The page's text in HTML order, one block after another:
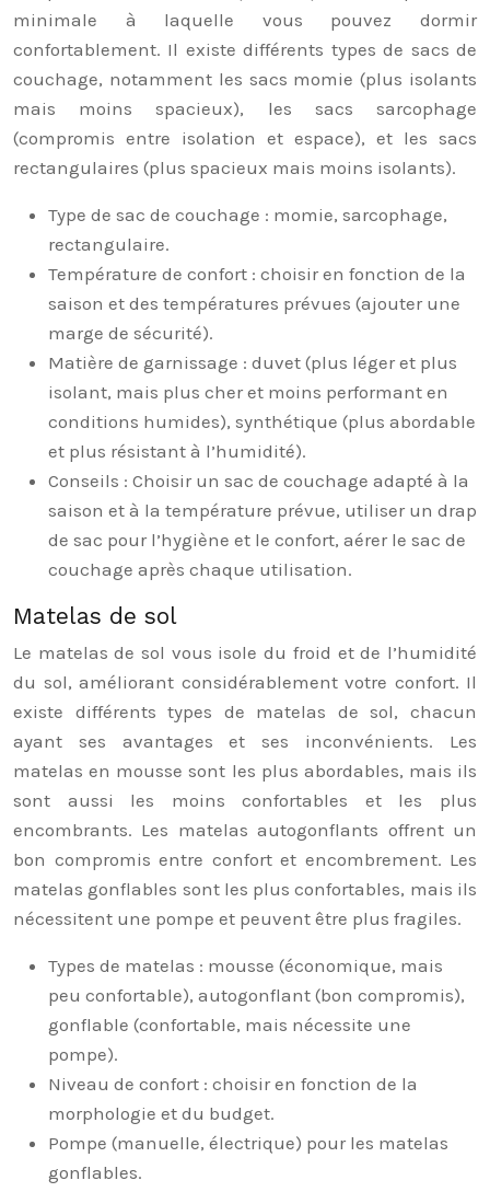
minimale à laquelle vous pouvez dormir
confortablement. Il existe différents types de sacs de
couchage, notamment les sacs momie (plus isolants
mais moins spacieux), les sacs sarcophage
(compromis entre isolation et espace), et les sacs
rectangulaires (plus spacieux mais moins isolants).
Type de sac de couchage : momie, sarcophage,
rectangulaire.
Température de confort : choisir en fonction de la
saison et des températures prévues (ajouter une
marge de sécurité).
Matière de garnissage : duvet (plus léger et plus
isolant, mais plus cher et moins performant en
conditions humides), synthétique (plus abordable
et plus résistant à l’humidité).
Conseils : Choisir un sac de couchage adapté à la
saison et à la température prévue, utiliser un drap
de sac pour l’hygiène et le confort, aérer le sac de
couchage après chaque utilisation.
Matelas de sol
Le matelas de sol vous isole du froid et de l’humidité
du sol, améliorant considérablement votre confort. Il
existe différents types de matelas de sol, chacun
ayant ses avantages et ses inconvénients. Les
matelas en mousse sont les plus abordables, mais ils
sont aussi les moins confortables et les plus
encombrants. Les matelas autogonflants offrent un
bon compromis entre confort et encombrement. Les
matelas gonflables sont les plus confortables, mais ils
nécessitent une pompe et peuvent être plus fragiles.
Types de matelas : mousse (économique, mais
peu confortable), autogonflant (bon compromis),
gonflable (confortable, mais nécessite une
pompe).
Niveau de confort : choisir en fonction de la
morphologie et du budget.
Pompe (manuelle, électrique) pour les matelas
gonflables.